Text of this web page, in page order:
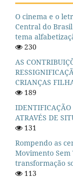
O cinema e o
Central do
tema
230
AS
CRIANÇAS
189
IDENTIFICAÇÃO
ATRAVÉS DE
131
Rompendo as
Movimento
transformação
113